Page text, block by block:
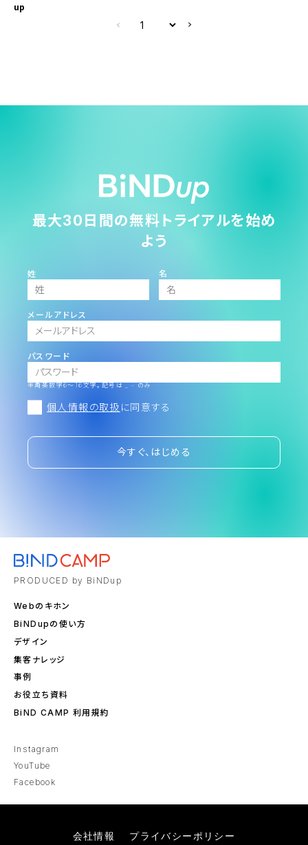
up
最大30日間の無料トライアルを始め
よう
姓 名
メールアドレス
パスワード
半角英数字6～16文字。記号は _ - のみ
個人情報の取扱 に同意する
今すぐ、はじめる
PRODUCED by BiNDup
Webのキホン
BiNDupの使い方
デザイン
集客ナレッジ
事例
お役立ち資料
BiND CAMP 利用規約
Instagram
YouTube
Facebook
会社情報 プライバシーポリシー